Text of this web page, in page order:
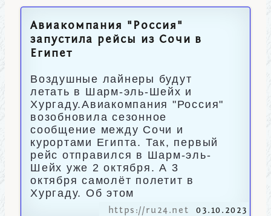
Авиакомпания "Россия"
запустила рейсы из Сочи в
Египет
Воздушные лайнеры будут
летать в Шарм-эль-Шейх и
Хургаду.Авиакомпания "Россия"
возобновила сезонное
сообщение между Сочи и
курортами Египта. Так, первый
рейс отправился в Шарм-эль-
Шейх уже 2 октября. А 3
октября самолёт полетит в
Хургаду. Об этом
https://ru24.net 03.10.2023